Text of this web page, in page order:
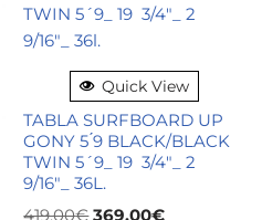
Quick View
TABLA SURFBOARD UP
GONY 5 ́9 BLACK/BLACK
TWIN 5´9_ 19 3/4″_ 2
9/16″_ 36L.
419,00€ 369,00€